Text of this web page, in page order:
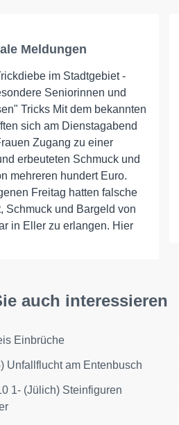
Meldungen
im Stadtgebiet -
Seniorinnen und
Tricks Mit dem bekannten
sich am Dienstagabend
Zugang zu einer
erbeuteten Schmuck und
mehreren hundert Euro.
Freitag hatten falsche
Schmuck und Bargeld von
in Eller zu erlangen. Hier
auch interessieren
Einbrüche
Unfallflucht am Entenbusch
1- (Jülich) Steinfiguren